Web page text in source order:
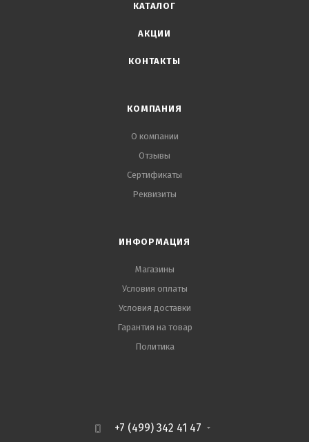
КАТАЛОГ
АКЦИИ
КОНТАКТЫ
КОМПАНИЯ
О компании
Отзывы
Сертификаты
Реквизиты
ИНФОРМАЦИЯ
Магазины
Условия оплаты
Условия доставки
Гарантия на товар
Политика
+7 (499) 342 41 47